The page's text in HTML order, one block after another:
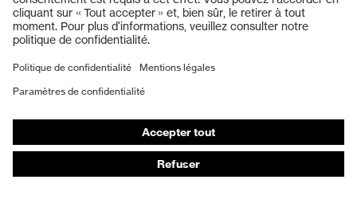
airwing B-S-WR
pheos B-WR